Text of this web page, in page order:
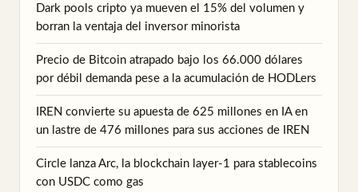
Dark pools cripto ya mueven el 15% del volumen y
borran la ventaja del inversor minorista
Precio de Bitcoin atrapado bajo los 66.000 dólares
por débil demanda pese a la acumulación de HODLers
IREN convierte su apuesta de 625 millones en IA en
un lastre de 476 millones para sus acciones de IREN
Circle lanza Arc, la blockchain layer-1 para stablecoins
con USDC como gas